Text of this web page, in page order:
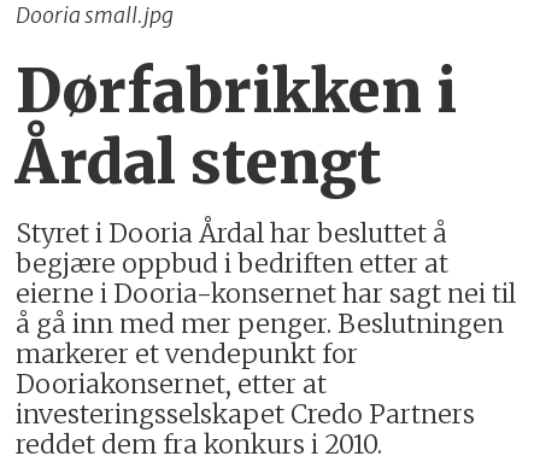
Dooria small.jpg
Dørfabrikken i
Årdal stengt
Styret i Dooria Årdal har besluttet å
begjære oppbud i bedriften etter at
eierne i Dooria-konsernet har sagt nei til
å gå inn med mer penger. Beslutningen
markerer et vendepunkt for
Dooriakonsernet, etter at
investeringsselskapet Credo Partners
reddet dem fra konkurs i 2010.